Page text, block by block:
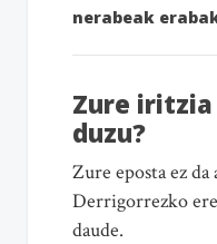
nerabeak
Zure
duzu?
Zure eposta ez
Derrigorrezko
daude.